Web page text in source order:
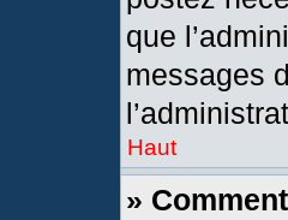
que
messages
Haut
»